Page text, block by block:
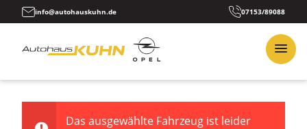
info@autohauskuhn.de 07153/89088
Das ausgewählte Fahrzeug ist leider